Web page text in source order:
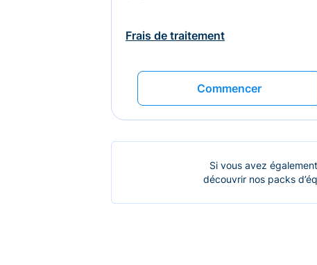
Frais de traitement
Commencer
Si vous avez
découvrir nos packs